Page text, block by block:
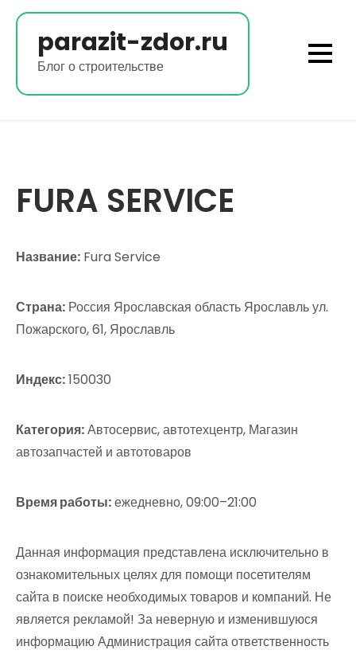
Перейти
содержимомуparazit-zdor.ru
Блог о строительстве
FURA SERVICE
Название: Fura Service
Страна: Россия Ярославская область Ярославль ул.
Пожарского, 61, Ярославль
Индекс:150030
Категория:Автосервис, автотехцентр, Магазин
автозапчастей и автотоваров
Время работы:ежедневно, 09:00–21:00
Данная информация представлена исключительно в
ознакомительных целях для помощи посетителям
сайта в поиске необходимых товаров и компаний. Не
является рекламой! За неверную и изменившуюся
информацию Администрация сайта ответственность